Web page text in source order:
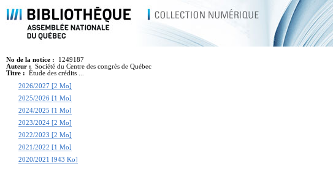
No de la notice :
1249187
Auteur :
Société du Centre des congrès de Québec
Titre :
Étude des crédits ...
2026/2027 [2 Mo]
2025/2026 [1 Mo]
2024/2025 [1 Mo]
2023/2024 [2 Mo]
2022/2023 [2 Mo]
2021/2022 [1 Mo]
2020/2021 [943 Ko]